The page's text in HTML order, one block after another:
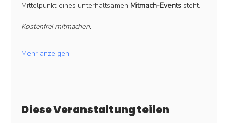
Mittelpunkt eines unterhaltsamen Mitmach-Events steht.
Kostenfrei mitmachen.
Mehr anzeigen
Diese Veranstaltung teilen